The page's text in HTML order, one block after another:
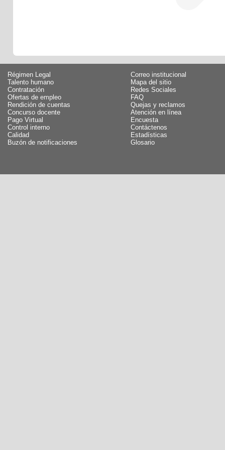
Régimen Legal
Talento humano
Contratación
Ofertas de empleo
Rendición de cuentas
Concurso docente
Pago Virtual
Control interno
Calidad
Buzón de notificaciones
Correo institucional
Mapa del sitio
Redes Sociales
FAQ
Quejas y reclamos
Atención en línea
Encuesta
Contáctenos
Estadísticas
Glosario